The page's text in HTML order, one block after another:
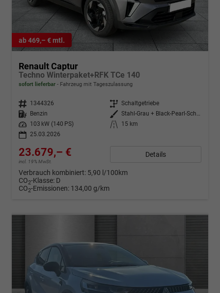
ab 469,– € mtl.
Renault Captur
Techno Winterpaket+RFK TCe 140
sofort lieferbar Fahrzeug mit Tageszulassung
Fahrzeugnr. 1344326 Getriebe Schaltgetriebe
Kraftstoff
Benzin Außenfarbe
Stahl-Grau + Black-Pearl-Schwarz
Leistung
103 kW (140 PS) Kilometerstand
15 km
25.03.2026
23.679,– €
incl. 19% MwSt.
Details
Verbrauch kombiniert: 5,90 l/100km
CO2-Klasse: D
CO2-Emissionen: 134,00 g/km